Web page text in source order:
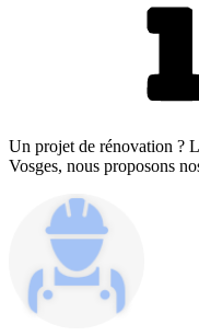
Un projet de rénovation ?
Vosges, nous proposons